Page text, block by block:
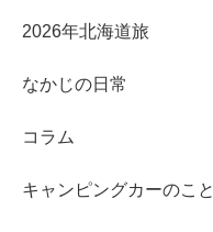
2026年北海道旅
なかじの日常
コラム
キャンピングカーのこと